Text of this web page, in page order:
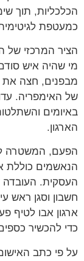
הכלכליות, תוך
כמעטפת
הציר המרכזי של
מי שהיה איש
מבפנים, חצה את
של האימפריה.
באיומים
הארגון.
הפעם, המשטרה
הנאשמים כוללת
העסקית. העובדה
חשבון וסגן ראש
ארגון אבו לטיף
כדי להכשיר
על פי כתב